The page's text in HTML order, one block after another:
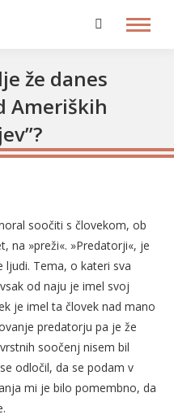
Search:
že danes
Ameriških
soočiti s človekom, ob
na »preži«. »Predatorji«, je
Tema, o kateri sva
od naju je imel svoj
je imel ta človek nad mano
predatorju pa je že
soočenj nisem bil
odločil, da se podam v
mi je bilo pomembno, da